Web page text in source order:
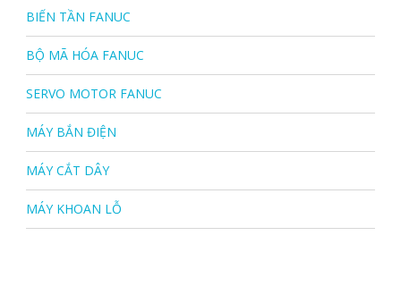
BIẾN TẦN FANUC
BỘ MÃ HÓA FANUC
SERVO MOTOR FANUC
MÁY BẮN ĐIỆN
MÁY CẮT DÂY
MÁY KHOAN LỖ